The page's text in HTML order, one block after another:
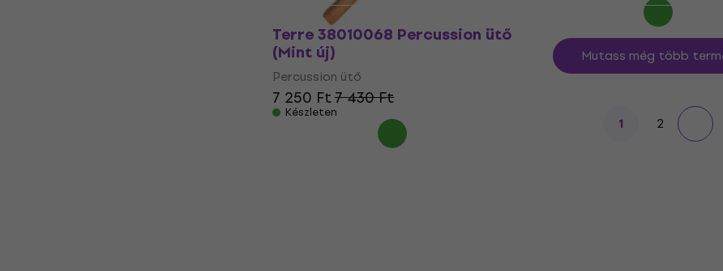
Terre 38010068 Percussion ütő
(Mint új)
Percussion ütő
7 250 Ft7 430 Ft
Készleten
Mutass még több
1 2